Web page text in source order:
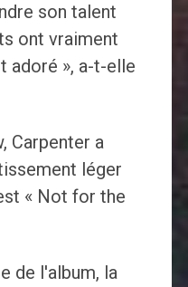
son talent
ont vraiment
adoré », a-t-elle
Carpenter a
léger
« Not for the
de l'album, la